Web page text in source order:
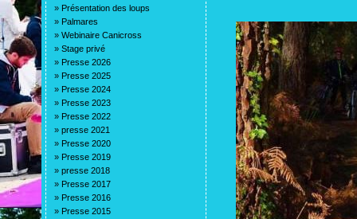
» Présentation des loups
» Palmares
» Webinaire Canicross
» Stage privé
» Presse 2026
» Presse 2025
» Presse 2024
» Presse 2023
» Presse 2022
» presse 2021
» Presse 2020
» Presse 2019
» presse 2018
» Presse 2017
» Presse 2016
» Presse 2015